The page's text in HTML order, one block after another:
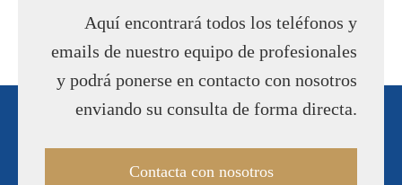
Aquí encontrará todos los teléfonos y
emails de nuestro equipo de profesionales
y podrá ponerse en contacto con nosotros
enviando su consulta de forma directa.
Contacta con nosotros